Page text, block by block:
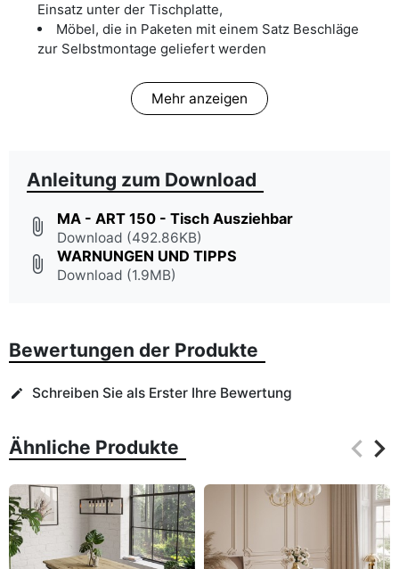
Einsatz unter der Tischplatte,
Möbel, die in Paketen mit einem Satz Beschläge
zur Selbstmontage geliefert werden
Mehr anzeigen
Anleitung zum Download
attach_file MA - ART 150 - Tisch Ausziehbar
Download (492.86KB)
attach_file WARNUNGEN UND TIPPS
Download (1.9MB)
Bewertungen der Produkte
edit Schreiben Sie als Erster Ihre Bewertung
Ähnliche Produkte keyboard_arrow_left
keyboard_arrow_right